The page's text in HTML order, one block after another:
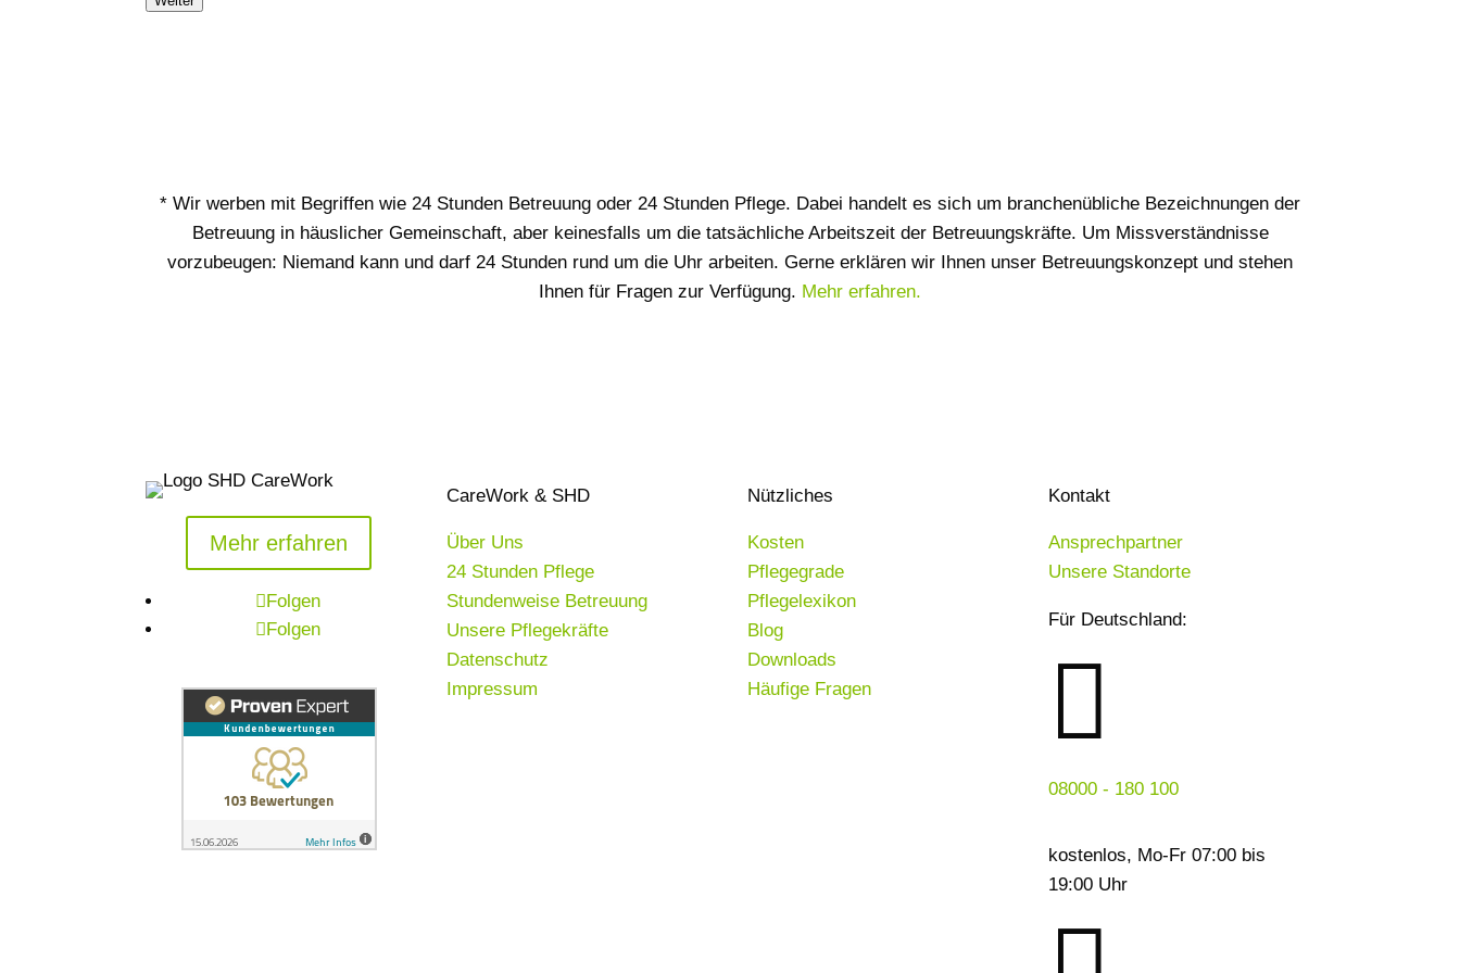
* Wir werben mit Begriffen wie 24 Stunden Betreuung oder 24 Stunden Pflege. Dabei handelt es sich um branchenübliche Bezeichnungen der
Betreuung in häuslicher Gemeinschaft, aber keinesfalls um die tatsächliche Arbeitszeit der Betreuungskräfte. Um Missverständnisse
vorzubeugen: Niemand kann und darf 24 Stunden rund um die Uhr arbeiten. Gerne erklären wir Ihnen unser Betreuungskonzept und stehen
Ihnen für Fragen zur Verfügung. Mehr erfahren.
Mehr erfahren
Folgen
Folgen
CareWork & SHD
Über Uns
24 Stunden Pflege
Stundenweise Betreuung
Unsere Pflegekräfte
Datenschutz
Impressum
Nützliches
Kosten
Pflegegrade
Pflegelexikon
Blog
Downloads
Häufige Fragen
Kontakt
Ansprechpartner
Unsere Standorte
Für Deutschland:

08000 - 180 100
kostenlos, Mo-Fr 07:00 bis
19:00 Uhr